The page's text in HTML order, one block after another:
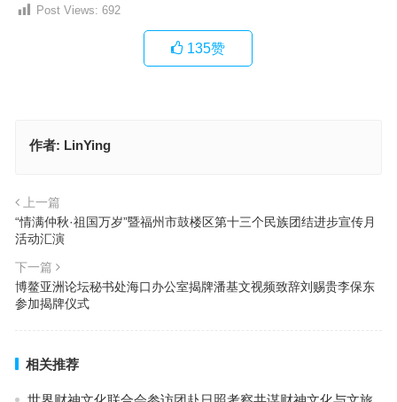
Post Views: 692
135赞
作者: LinYing
上一篇
“情满仲秋·祖国万岁”暨福州市鼓楼区第十三个民族团结进步宣传月
活动汇演
下一篇
博鳌亚洲论坛秘书处海口办公室揭牌潘基文视频致辞刘赐贵李保东
参加揭牌仪式
相关推荐